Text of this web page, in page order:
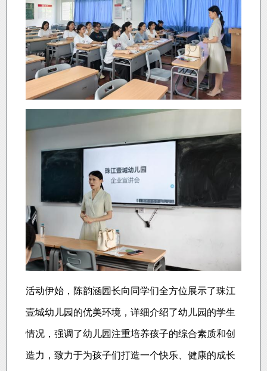
活动伊始，陈韵涵园长向同学们全方位展示了珠江
壹城幼儿园的优美环境，详细介绍了幼儿园的学生
情况，强调了幼儿园注重培养孩子的综合素质和创
造力，致力于为孩子们打造一个快乐、健康的成长